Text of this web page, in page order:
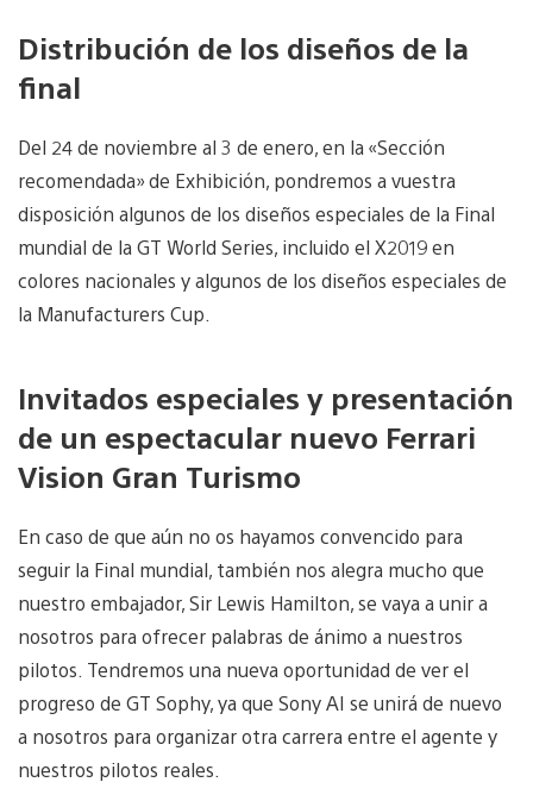
Distribución de los diseños de la
final
Del 24 de noviembre al 3 de enero, en la «Sección
recomendada» de Exhibición, pondremos a vuestra
disposición algunos de los diseños especiales de la Final
mundial de la GT World Series, incluido el X2019 en
colores nacionales y algunos de los diseños especiales de
la Manufacturers Cup.
Invitados especiales y presentación
de un espectacular nuevo Ferrari
Vision Gran Turismo
En caso de que aún no os hayamos convencido para
seguir la Final mundial, también nos alegra mucho que
nuestro embajador, Sir Lewis Hamilton, se vaya a unir a
nosotros para ofrecer palabras de ánimo a nuestros
pilotos. Tendremos una nueva oportunidad de ver el
progreso de GT Sophy, ya que Sony AI se unirá de nuevo
a nosotros para organizar otra carrera entre el agente y
nuestros pilotos reales.